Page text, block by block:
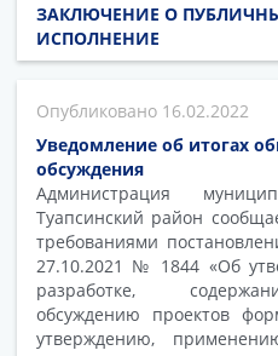
ЗАКЛЮЧЕНИЕ О
ИСПОЛНЕНИЕ
16.02.2022
Уведомление об итогах
обсуждения
Администрация
Туапсинский район
требованиями
27.10.2021 № 1844 «Об
разработке,
обсуждению проектов
утверждению,